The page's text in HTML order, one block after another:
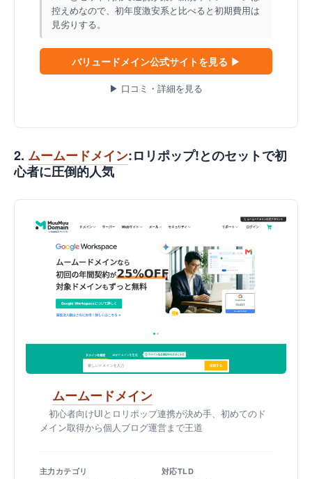
控えめなので、初年度激安系と比べると初期費用は
見劣りする。
バリュードメイン公式サイトを見る ▶
▶ 口コミ・詳細を見る
2. ムームードメイン:ロリポップ!とのセットで初
心者に圧倒的人気
ムームードメイン
初心者向けUIとロリポップ連携が決め手、初めてのド
メイン取得から個人ブログ運営まで王道
主力カテゴリ 対応TLD